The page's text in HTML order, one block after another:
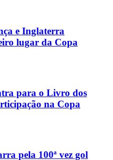
e Inglaterra
lugar da Copa
para o Livro dos
na Copa
pela 100ª vez gol